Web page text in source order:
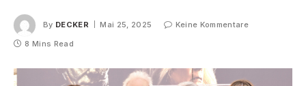
By DECKER Mai 25, 2025
Keine Kommentare
8 Mins Read